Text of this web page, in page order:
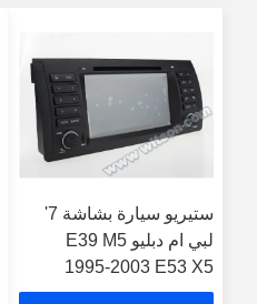
ستيريو سيارة بشاشة 7'
لبي ام دبليو E39 M5
1995-2003 E53 X5
2000-2007 أندرويد DVD